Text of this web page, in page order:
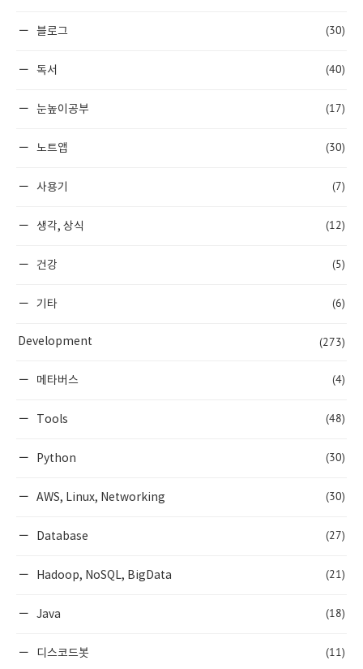
블로그 (30)
독서 (40)
눈높이공부 (17)
노트앱 (30)
사용기 (7)
생각, 상식 (12)
건강 (5)
기타 (6)
Development (273)
메타버스 (4)
Tools (48)
Python (30)
AWS, Linux, Networking (30)
Database (27)
Hadoop, NoSQL, BigData (21)
Java (18)
디스코드봇 (11)